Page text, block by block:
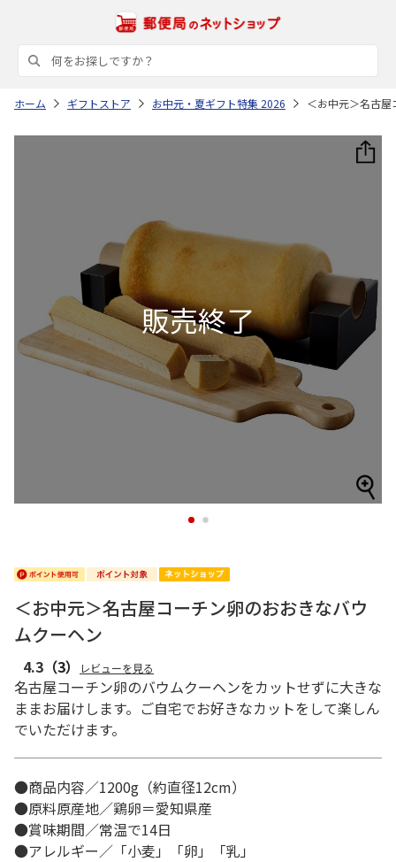
ホーム ギフトストア お中元・夏ギフト特集 2026 ＜お中元＞名古
1 2
＜お中元＞名古屋コーチン卵のおおきなバウ
ムクーヘン
4.3 （3） レビューを見る
名古屋コーチン卵のバウムクーヘンをカットせずに大きな
ままお届けします。ご自宅でお好きなカットをして楽しん
でいただけます。
●商品内容／1200g（約直径12cm）
●原料原産地／鶏卵＝愛知県産
●賞味期間／常温で14日
●アレルギー／「小麦」「卵」「乳」